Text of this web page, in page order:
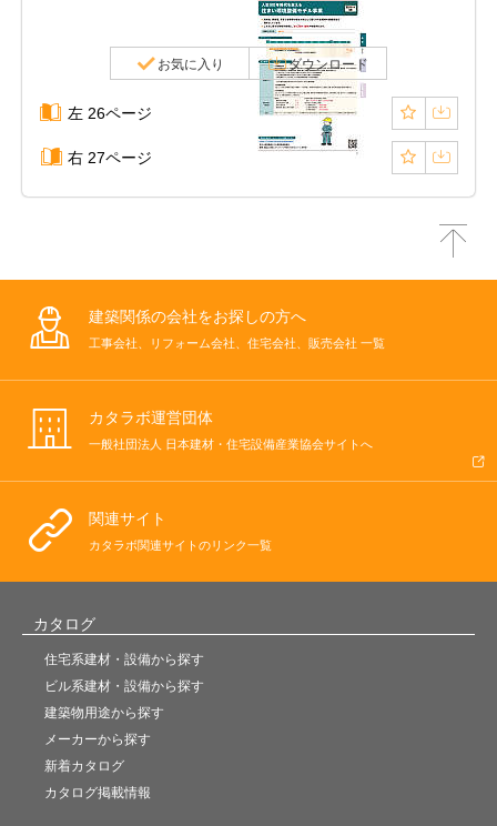
お気に入り ダウンロード
左 26ページ
右 27ページ
建築関係の会社をお探しの方へ
工事会社、リフォーム会社、住宅会社、販売会社 一覧
カタラボ運営団体
一般社団法人 日本建材・住宅設備産業協会サイトへ
関連サイト
カタラボ関連サイトのリンク一覧
カタログ
住宅系建材・設備から探す
ビル系建材・設備から探す
建築物用途から探す
メーカーから探す
新着カタログ
カタログ掲載情報